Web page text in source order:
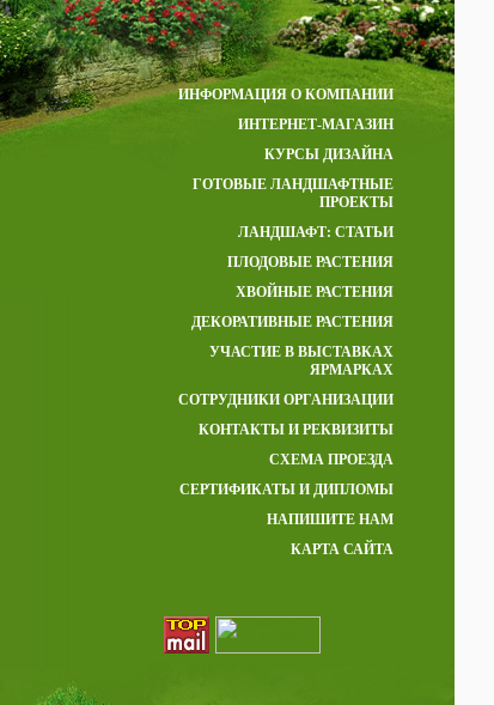
ИНФОРМАЦИЯ О КОМПАНИИ
ИНТЕРНЕТ-МАГАЗИН
КУРСЫ ДИЗАЙНА
ГОТОВЫЕ ЛАНДШАФТНЫЕ
ПРОЕКТЫ
ЛАНДШАФТ: СТАТЬИ
ПЛОДОВЫЕ РАСТЕНИЯ
ХВОЙНЫЕ РАСТЕНИЯ
ДЕКОРАТИВНЫЕ РАСТЕНИЯ
УЧАСТИЕ В ВЫСТАВКАХ
ЯРМАРКАХ
СОТРУДНИКИ ОРГАНИЗАЦИИ
КОНТАКТЫ И РЕКВИЗИТЫ
СХЕМА ПРОЕЗДА
СЕРТИФИКАТЫ И ДИПЛОМЫ
НАПИШИТЕ НАМ
КАРТА САЙТА